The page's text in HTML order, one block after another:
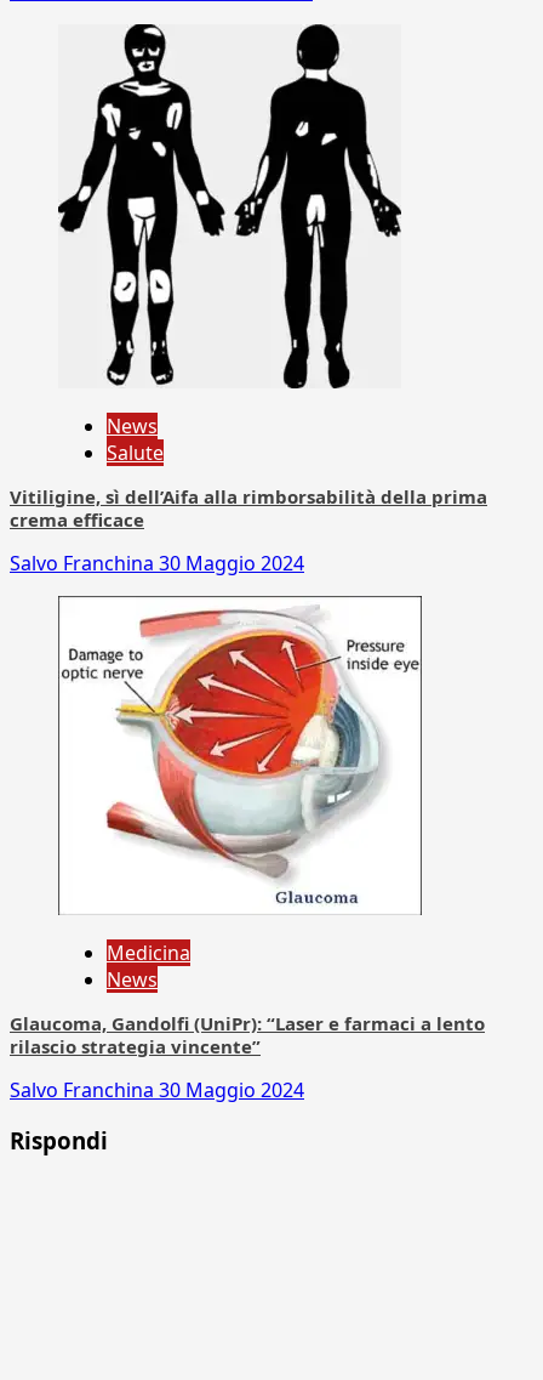
News
Salute
Vitiligine, sì dell’Aifa alla rimborsabilità della prima
crema efficace
Salvo Franchina 30 Maggio 2024
Medicina
News
Glaucoma, Gandolfi (UniPr): “Laser e farmaci a lento
rilascio strategia vincente”
Salvo Franchina 30 Maggio 2024
Rispondi